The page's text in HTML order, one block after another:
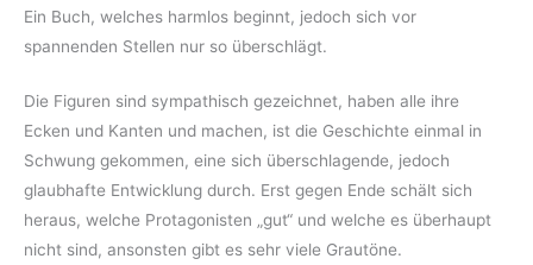
Ein Buch, welches harmlos beginnt, jedoch sich vor
spannenden Stellen nur so überschlägt.
Die Figuren sind sympathisch gezeichnet, haben alle ihre
Ecken und Kanten und machen, ist die Geschichte einmal in
Schwung gekommen, eine sich überschlagende, jedoch
glaubhafte Entwicklung durch. Erst gegen Ende schält sich
heraus, welche Protagonisten „gut“ und welche es überhaupt
nicht sind, ansonsten gibt es sehr viele Grautöne.